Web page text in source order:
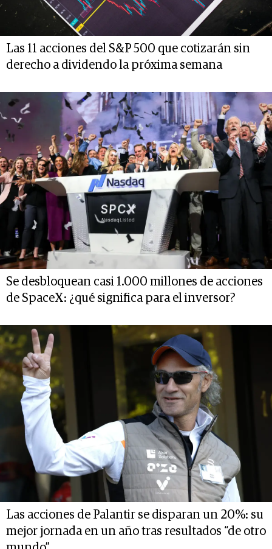
Las 11 acciones del S&P 500 que cotizarán sin
derecho a dividendo la próxima semana
Se desbloquean casi 1.000 millones de acciones
de SpaceX: ¿qué significa para el inversor?
Las acciones de Palantir se disparan un 20%: su
mejor jornada en un año tras resultados “de otro